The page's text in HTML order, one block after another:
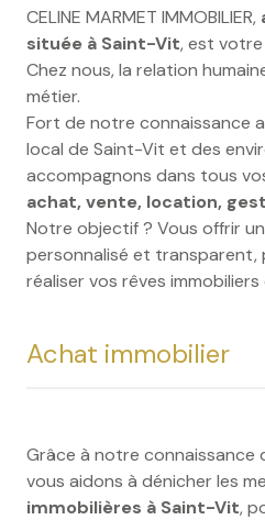
CELINE MARMET IMMOBILIER,
située à Saint-Vit, est
Chez nous, la relation
métier.
Fort de notre connaissance
local de Saint-Vit et des
accompagnons dans tous
achat, vente, location,
Notre objectif ? Vous offrir
personnalisé et transparent,
réaliser vos rêves
Achat immobilier
Grâce à notre connaissance
vous aidons à dénicher les
immobilières à Saint-Vit,